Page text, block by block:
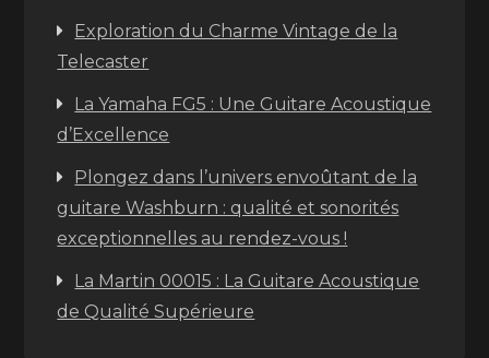
Exploration du Charme Vintage de la
Telecaster
La Yamaha FG5 : Une Guitare Acoustique
d’Excellence
Plongez dans l’univers envoûtant de la
guitare Washburn : qualité et sonorités
exceptionnelles au rendez-vous !
La Martin 00015 : La Guitare Acoustique
de Qualité Supérieure